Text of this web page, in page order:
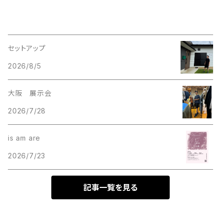
セットアップ
2026/8/5
大阪 展示会
2026/7/28
is am are
2026/7/23
記事一覧を見る